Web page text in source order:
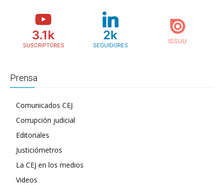
3.1k
SUSCRIPTORES
2k
SEGUIDORES
Prensa
Comunicados CEJ
Corrupción judicial
Editoriales
Justiciómetros
La CEJ en los medios
Videos